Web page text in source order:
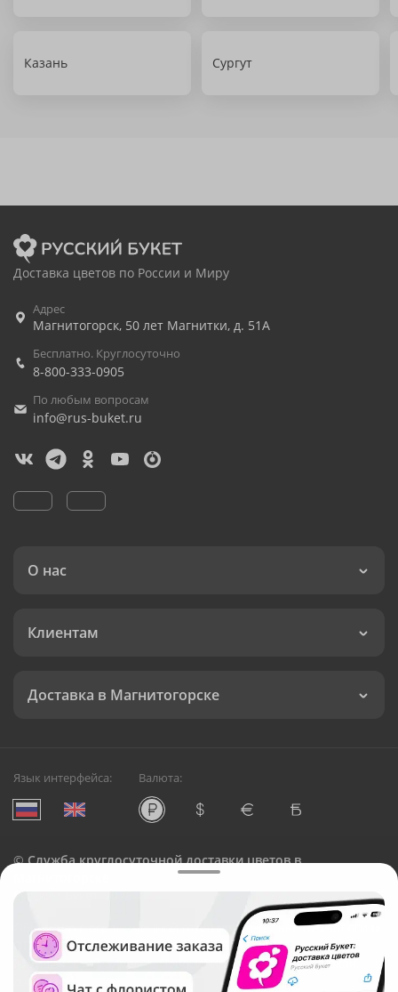
Казань Сургут
Доставка цветов по России и Миру
Адрес
Магнитогорск, 50 лет Магнитки, д. 51А
Бесплатно. Круглосуточно
8-800-333-0905
По любым вопросам
info@rus-buket.ru
О нас
Клиентам
Доставка в Магнитогорске
Язык интерфейса: Валюта:
©Служба круглосуточной доставки цветов в
Русский Букет, 2026
Общество с ограниченной ответственностью «Технология»
ОГРН: 1195476081745, ИНН: 5410081997
Юридический адрес: г. Новосибирск, ул. Ипподромская,
д.42, оф. 3